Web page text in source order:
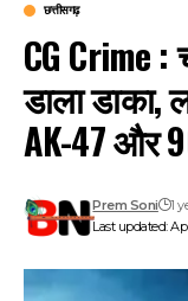
छत्तीसगढ़
CG Crime :
डाला डाका,
AK-47 और
Last updated:
Prem Soni 1